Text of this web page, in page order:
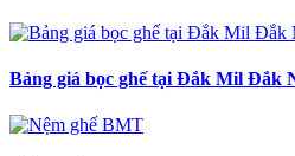
Bảng giá bọc ghế tại Đắk Mil Đắk